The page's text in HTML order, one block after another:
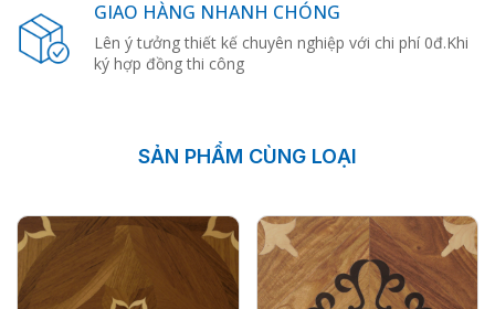
GIAO HÀNG NHANH CHÓNG
Lên ý tưởng thiết kế chuyên nghiệp với chi phí 0đ.Khi
ký hợp đồng thi công
SẢN PHẨM CÙNG LOẠI